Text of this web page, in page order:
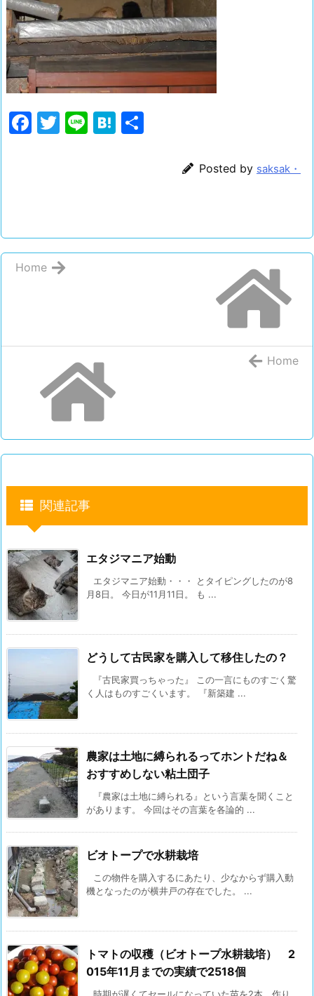
F
o
o
k
T
Li H
Posted by saksak・
Home
Home
関連記事
エタジマニア始動
エタジマニア始動・・・ とタイピングしたのが8
月8日。 今日が11月11日。 も ...
どうして古民家を購入して移住したの？
『古民家買っちゃった』 この一言にものすごく驚
く人はものすごくいます。 『新築建 ...
農家は土地に縛られるってホントだね＆
おすすめしない粘土団子
『農家は土地に縛られる』という言葉を聞くこと
があります。 今回はその言葉を各論的 ...
ビオトープで水耕栽培
この物件を購入するにあたり、少なからず購入動
機となったのが横井戸の存在でした。 ...
トマトの収穫（ビオトープ水耕栽培） 2
015年11月までの実績で2518個
時期が遅くてセールになっていた苗を2本、作り